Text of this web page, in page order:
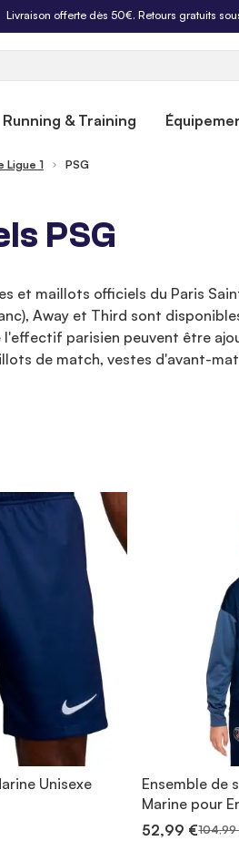
Livraison offerte dès 50€. Retours gratuits
Running & Training
Ligue 1 PSG
PSG
et maillots officiels du Paris
Away et Third sont
parisien peuvent être
de match, vestes d'avant-
Unisexe
Ensemble de
Marine pour
52,99 €104,99